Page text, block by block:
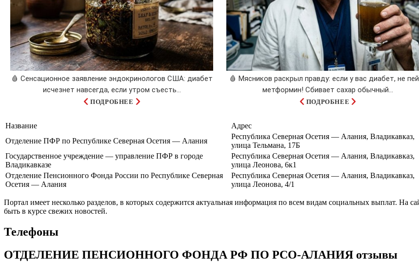
🩸 Сенсационное заявление эндокринологов США: диабет
исчезнет навсегда, если утром съесть...
ПОДРОБНЕЕ
🩸 Мясников раскрыл правду: если у вас диабет, не
метформин! Сбивает сахар обычный...
ПОДРОБНЕЕ
Название Адрес
Отделение ПФР по Республике Северная Осетия — Алания
Республика Северная Осетия — Алания, Владикавказ,
улица Тельмана, 17Б
Государственное учреждение — управление ПФР в городе
Владикавказе
Республика Северная Осетия — Алания, Владикавказ,
улица Леонова, 6к1
Отделение Пенсионного Фонда России по Республике Северная
Осетия — Алания
Республика Северная Осетия — Алания, Владикавказ,
улица Леонова, 4/1
Портал имеет несколько разделов, в которых содержится актуальная информация по всем видам социальных выплат. На
быть в курсе свежих новостей.
Телефоны
ОТДЕЛЕНИЕ ПЕНСИОННОГО ФОНДА РФ ПО РСО-АЛАНИЯ отзывы